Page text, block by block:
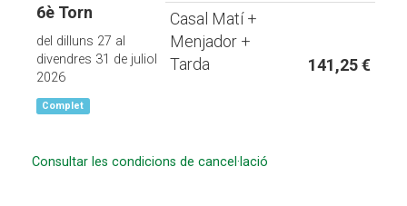
6è Torn
del dilluns 27 al
divendres 31 de juliol
2026
Complet
Casal Matí +
Menjador +
Tarda
141,25 €
Consultar les condicions de cancel·lació